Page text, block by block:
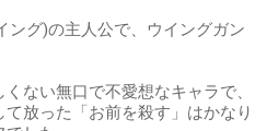
ング)の主人公で、ウイングガン
ない無口で不愛想なキャラで、
放った「お前を殺す」はかなり